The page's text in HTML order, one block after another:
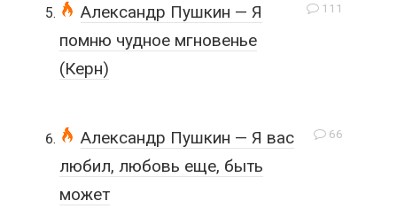
111
Александр Пушкин — Я
помню чудное мгновенье
(Керн)
66
Александр Пушкин — Я вас
любил, любовь еще, быть
может